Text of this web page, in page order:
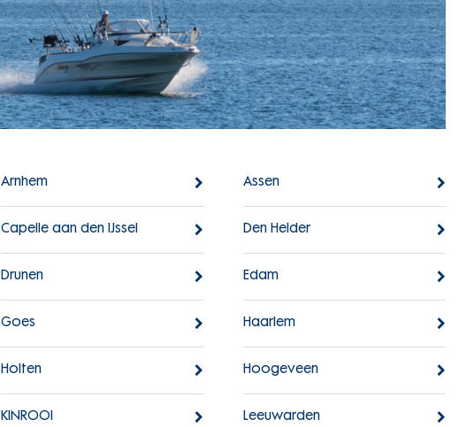
Arnhem Assen
Capelle aan den IJssel Den Helder
Drunen Edam
Goes Haarlem
Holten Hoogeveen
KINROOI Leeuwarden